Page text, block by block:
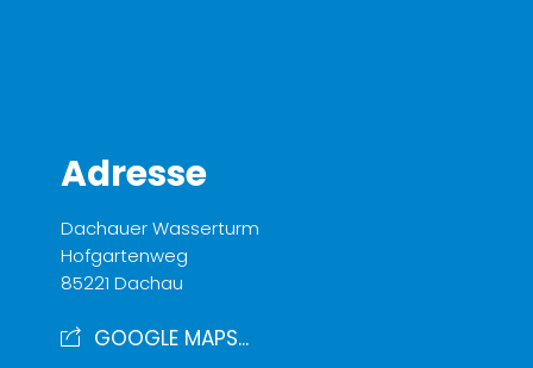
Adresse
Dachauer Wasserturm
Hofgartenweg
85221 Dachau
GOOGLE MAPS...